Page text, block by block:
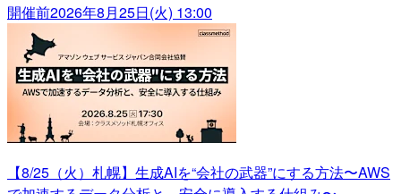
開催前2026年8月25日(火) 13:00
【8/25（火）札幌】生成AIを“会社の武器”にする方法〜AWS